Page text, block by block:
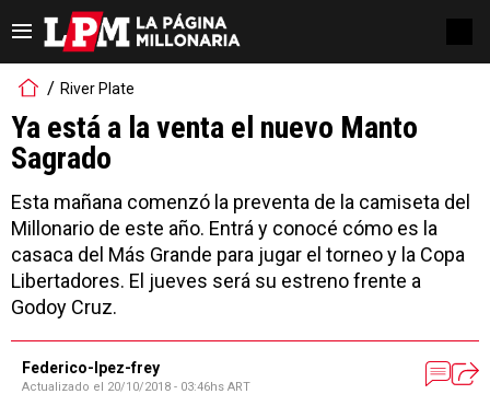
River Plate
Ya está a la venta el nuevo Manto
Sagrado
Esta mañana comenzó la preventa de la camiseta del
Millonario de este año. Entrá y conocé cómo es la
casaca del Más Grande para jugar el torneo y la Copa
Libertadores. El jueves será su estreno frente a
Godoy Cruz.
Federico-lpez-frey
Actualizado el 20/10/2018 - 03:46hs ART